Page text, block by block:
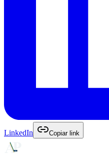
LinkedIn Copiar link